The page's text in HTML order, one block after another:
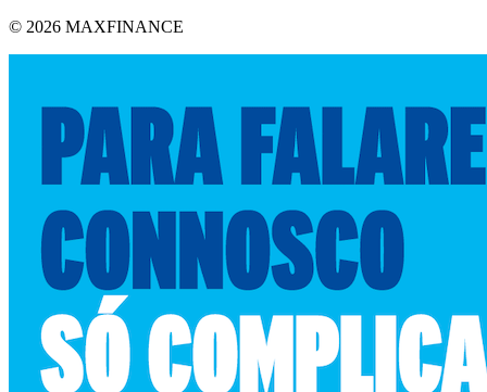
© 2026 MAXFINANCE